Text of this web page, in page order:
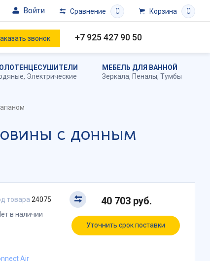
Войти Сравнение 0 Корзина 0
звонок +7 925 427 90 50
, Электрические
МЕБЕЛЬ ДЛЯ ВАННОЙ
Зеркала, Пеналы, Тумбы
с донным
товара 24075
в наличии
Air
40 703 руб.
Уточнить срок поставки